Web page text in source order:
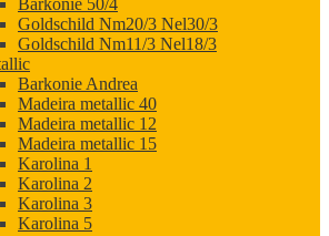
Barkonie 50/4
Goldschild Nm20/3 Nel30/3
Goldschild Nm11/3 Nel18/3
Barkonie Andrea
Madeira metallic 40
Madeira metallic 12
Madeira metallic 15
Karolina 1
Karolina 2
Karolina 3
Karolina 5